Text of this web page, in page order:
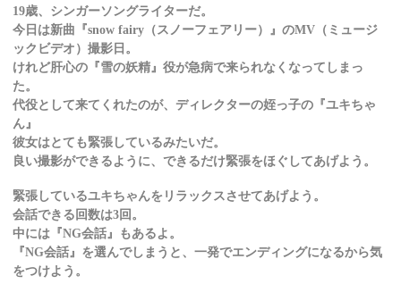
19歳、シンガーソングライターだ。
今日は新曲『snow fairy（スノーフェアリー）』のMV（ミュージ
ックビデオ）撮影日。
けれど肝心の『雪の妖精』役が急病で来られなくなってしまっ
た。
代役として来てくれたのが、ディレクターの姪っ子の『ユキちゃ
ん』
彼女はとても緊張しているみたいだ。
良い撮影ができるように、できるだけ緊張をほぐしてあげよう。
緊張しているユキちゃんをリラックスさせてあげよう。
会話できる回数は3回。
中には『NG会話』もあるよ。
『NG会話』を選んでしまうと、一発でエンディングになるから気
をつけよう。